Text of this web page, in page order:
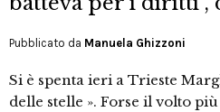
Pubblicato da Manuela Ghizzoni
Si è spenta ieri a Trieste
delle stelle ». Forse il volto